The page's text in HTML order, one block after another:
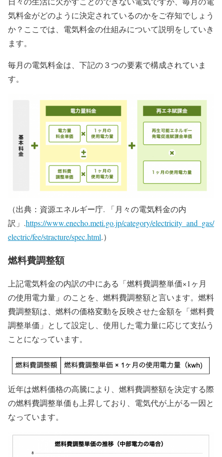
気料金がどのように決定されているのかをご存知でしょう
か？ここでは、電気料金の仕組みについて説明をしていき
ます。
毎月の電気料金は、下記の３つの要素で構成されていま
す。
（出典：資源エネルギー庁. 「月々の電気料金の内
訳」.https://www.enecho.meti.go.jp/category/electricity_and_gas/
electric/fee/stracture/spec.html.）
燃料費調整額
上記電気料金の内訳の中にある「燃料費調整単価×1ヶ月
の使用電力量」のことを、燃料費調整額と言います。燃料
費調整額は、燃料の価格変動を反映させた金額を「燃料費
調整単価」として設定し、使用した電力量に応じて支払う
ことになっています。
近年は燃料価格の高騰により、燃料費調整額を決定する際
の燃料費調整単価も上昇しており、電気代が上がる一因と
なっています。